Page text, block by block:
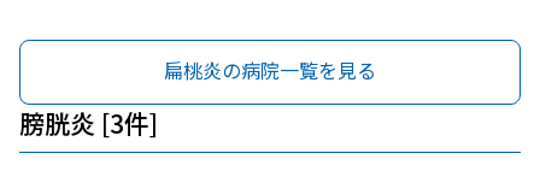
扁桃炎の病院一覧を見る
膀胱炎 [3件]